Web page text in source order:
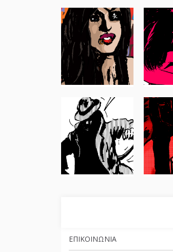
ΕΠΙΚΟΙΝΩΝΊΑ